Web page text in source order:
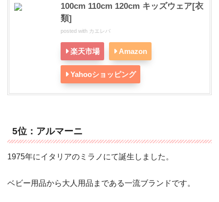
100cm 110cm 120cm キッズウェア[衣
類]
posted with カエレバ
楽天市場 Amazon
Yahooショッピング
5位：アルマーニ
1975年にイタリアのミラノにて誕生しました。
ベビー用品から大人用品まである一流ブランドです。